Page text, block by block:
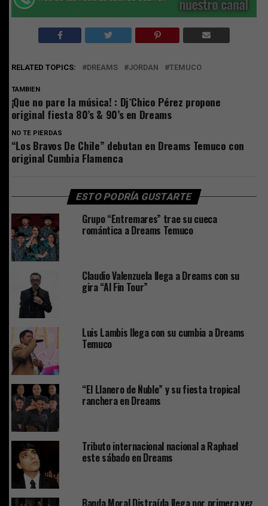
RELATED TOPICS: DREAMS JORDAN TEMUCO
TAMBIEN
¡Que no pare la música! : Dj´Chico Pérez propone
original fiesta 80’s & 90’s en Dreams
NO TE PIERDAS
“Los Bravos De Chile” debutan en Dreams Temuco con
original Cumbia Flamenca
ESTO PODRÍA GUSTARTE
Grupo “Entremares” trae su cueca
romántica a Dreams Temuco
Claudio Valenzuela llega a Dreams con su
gira “Al Fin Tour”
Luis Lambis llega con su cumbia a Dreams
Temuco
“El Llanero de Ñuble” y su fiesta tropical
ranchera en Dreams
Tributo internacional nacional a Raphael
este sábado en Dreams